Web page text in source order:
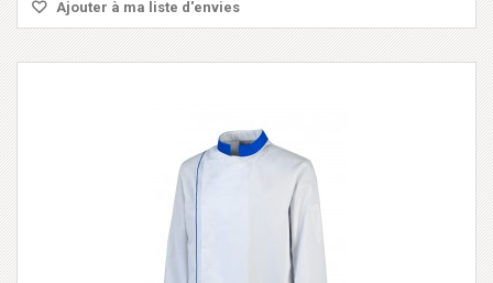
Ajouter à ma liste d'envies